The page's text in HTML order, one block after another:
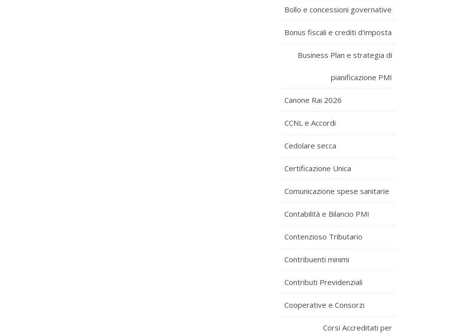
Bollo e concessioni governative
Bonus fiscali e crediti d'imposta
Business Plan e strategia di
pianificazione PMI
Canone Rai 2026
CCNL e Accordi
Cedolare secca
Certificazione Unica
Comunicazione spese sanitarie
Contabilità e Bilancio PMI
Contenzioso Tributario
Contribuenti minimi
Contributi Previdenziali
Cooperative e Consorzi
Corsi Accreditati per